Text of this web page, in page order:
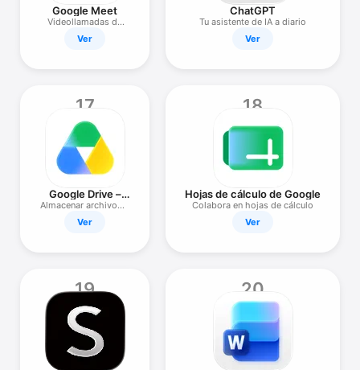
Google Meet
Videollamadas de
alta calidad
Ver
ChatGPT
Tu asistente de IA a diario
Ver
17
Google Drive –
almacenamiento
Almacenar archivos y
fotos
Ver
18
Hojas de cálculo de Google
Colabora en hojas de cálculo
Ver
19 20